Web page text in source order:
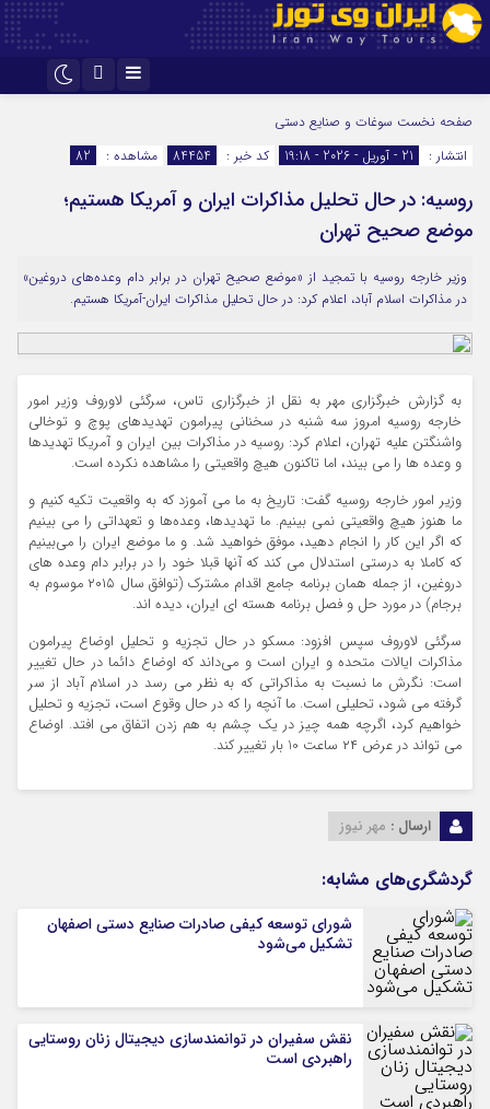
اینستاگرام
صفحه نخست سوغات و صنایع دستی
انتشار :
21 - آوریل - 2026 - 19:18 کد خبر : 84454 مشاهده : 82
روسیه: در حال تحلیل مذاکرات ایران و آمریکا هستیم؛
موضع صحیح تهران
وزیر خارجه روسیه با تمجید از «موضع صحیح تهران در برابر دام وعده‌های دروغین»
در مذاکرات اسلام آباد، اعلام کرد: در حال تحلیل مذاکرات ایران-آمریکا هستیم.
به گزارش خبرگزاری مهر به نقل از خبرگزاری تاس، سرگئی لاوروف وزیر امور
خارجه روسیه امروز سه شنبه در سخنانی پیرامون تهدیدهای پوچ و توخالی
واشنگتن علیه تهران، اعلام کرد: روسیه در مذاکرات بین ایران و آمریکا تهدیدها
و وعده‌ ها را می‌ بیند، اما تاکنون هیچ واقعیتی را مشاهده نکرده است.
وزیر امور خارجه روسیه گفت: تاریخ به ما می‌ آموزد که به واقعیت تکیه کنیم و
ما هنوز هیچ واقعیتی نمی‌ بینیم. ما تهدیدها، وعده‌ها و تعهداتی را می‌ بینیم
که اگر این کار را انجام دهید، موفق خواهید شد. و ما موضع ایران را می‌بینیم
که کاملا به درستی استدلال می‌ کند که آنها قبلا خود را در برابر دام وعده‌ های
دروغین، از جمله همان برنامه جامع اقدام مشترک (توافق سال ۲۰۱۵ موسوم به
برجام) در مورد حل و فصل برنامه هسته‌ ای ایران، دیده اند.
سرگئی لاوروف سپس افزود: مسکو در حال تجزیه و تحلیل اوضاع پیرامون
مذاکرات ایالات متحده و ایران است و می‌داند که اوضاع دائما در حال تغییر
است: نگرش ما نسبت به مذاکراتی که به نظر می‌ رسد در اسلام آباد از سر
گرفته می‌ شود، تحلیلی است. ما آنچه را که در حال وقوع است، تجزیه و تحلیل
خواهیم کرد، اگرچه همه چیز در یک چشم به هم زدن اتفاق می‌ افتد. اوضاع
می‌ تواند در عرض ۲۴ ساعت 10 بار تغییر کند.
ارسال : مهر نیوز
گردشگری‌های مشابه:
شورای توسعه کیفی صادرات صنایع دستی اصفهان
تشکیل می‌شود
نقش سفیران در توانمندسازی دیجیتال زنان روستایی
راهبردی است